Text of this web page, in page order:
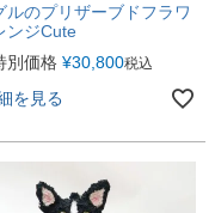
ルのプリザーブドフラワ
ンジCute
別価格 ¥30,800税込
を見る